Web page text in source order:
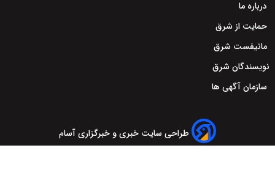
درباره ما
حمایت از شرق
مانیفست شرق
نویسندگان شرق
سازمان آگهی ها
طراحی سایت خبری و خبرگزاری آسام